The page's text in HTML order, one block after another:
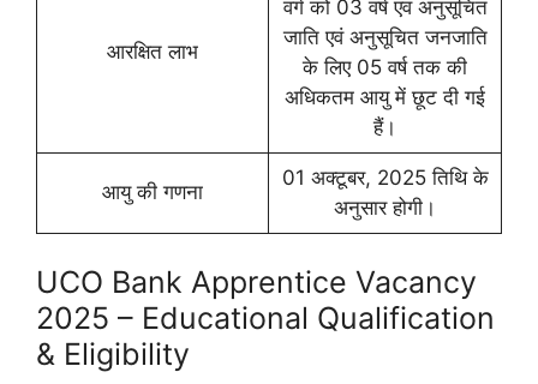
आरक्षित लाभ
वर्ग को 03 वर्ष एवं अनुसूचित
जाति एवं अनुसूचित जनजाति
के लिए 05 वर्ष तक की
अधिकतम आयु में छूट दी गई
हैं।
आयु की गणना
01 अक्टूबर, 2025 तिथि के
अनुसार होगी।
UCO Bank Apprentice Vacancy
2025 – Educational Qualification
& Eligibility